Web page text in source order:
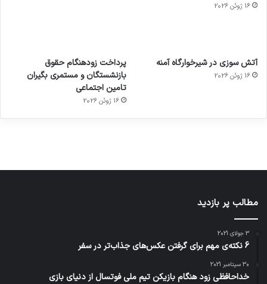
16 ژوئن 2026
آتش سوزی در شیرخوارگاه آمنه
16 ژوئن 2026
پرداخت زودهنگام حقوق
بازنشستگان و مستمری بگیران
تامین اجتماعی
16 ژوئن 2026
برای
کشف
توسط
مجازی
…
ساعت
هوشمند
با طعم
توسط
ژاکت
در
های
2023
توسط
مطالب پر بازدید
3 جولای 2021
6 نکته‌ی مهم برای گرفتن عکس‌های جذاب‌تر در سفر
30 سپتامبر 2021
خداحافظی زود هنگام بازیکن تیم ملی فوتسال از دنیای بازی